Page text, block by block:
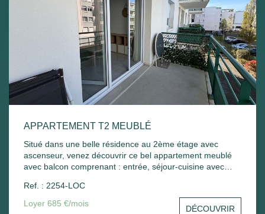
APPARTEMENT T2 MEUBLÉ
Situé dans une belle résidence au 2ème étage avec
ascenseur, venez découvrir ce bel appartement meublé
avec balcon comprenant : entrée, séjour-cuisine avec
Chauffage électrique. Libre de suite
Ref. : 2254-LOC
Loyer 685 €/mois
DÉCOUVRIR